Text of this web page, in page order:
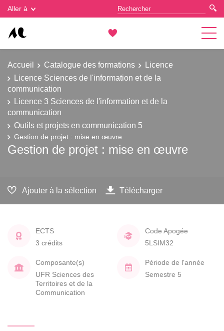
Aller à
Accueil Catalogue des formations
Licence
Licence Sciences de l'information et de la
communication
Licence 3 Sciences de l'information et de la
communication
Outils et projets en communication 5
Gestion de projet : mise en œuvre
Gestion de projet : mise en œuvre
Ajouter à la sélection Télécharger
ECTS
3 crédits
Code Apogée
5LSIM32
Composante(s)
UFR Sciences des
Territoires et de la
Communication
Période de l'année
Semestre 5
Gestion des cookies